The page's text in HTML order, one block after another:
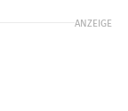
ANZEIGE